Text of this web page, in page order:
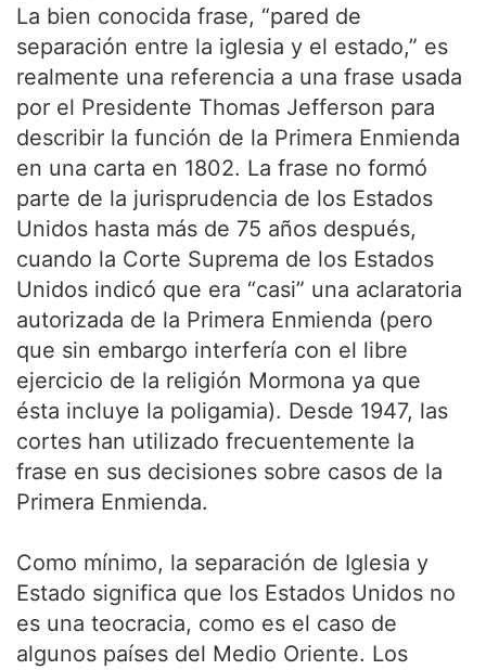
La bien conocida frase, “pared de
separación entre la iglesia y el estado,” es
realmente una referencia a una frase usada
por el Presidente Thomas Jefferson para
describir la función de la Primera Enmienda
en una carta en 1802. La frase no formó
parte de la jurisprudencia de los Estados
Unidos hasta más de 75 años después,
cuando la Corte Suprema de los Estados
Unidos indicó que era “casi” una aclaratoria
autorizada de la Primera Enmienda (pero
que sin embargo interfería con el libre
ejercicio de la religión Mormona ya que
ésta incluye la poligamia). Desde 1947, las
cortes han utilizado frecuentemente la
frase en sus decisiones sobre casos de la
Primera Enmienda.
Como mínimo, la separación de Iglesia y
Estado significa que los Estados Unidos no
es una teocracia, como es el caso de
algunos países del Medio Oriente. Los